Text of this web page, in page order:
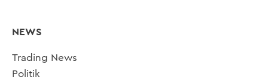
NEWS
Trading News
Politik